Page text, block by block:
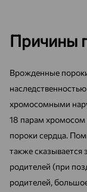
Причины
Врожденные
хромосомными
18 парам хромосом
пороки сердца.
также сказывается
родителей (при
родителей,